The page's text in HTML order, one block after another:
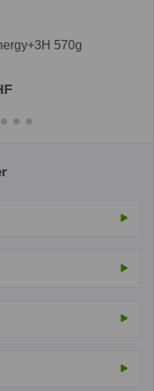
570g